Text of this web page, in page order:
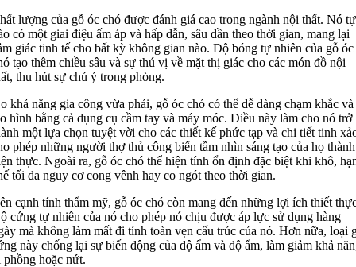
lượng của gỗ óc chó được đánh giá cao trong ngành nội thất. Nó tự
có một giai điệu ấm áp và hấp dẫn, sâu dần theo thời gian, mang lại
giác tinh tế cho bất kỳ không gian nào. Độ bóng tự nhiên của gỗ óc
tạo thêm chiều sâu và sự thú vị về mặt thị giác cho các món đồ nội
thu hút sự chú ý trong phòng.
khả năng gia công vừa phải, gỗ óc chó có thể dễ dàng chạm khắc và
hình bằng cả dụng cụ cầm tay và máy móc. Điều này làm cho nó trở
một lựa chọn tuyệt vời cho các thiết kế phức tạp và chi tiết tinh
phép những người thợ thủ công biến tầm nhìn sáng tạo của họ thành
thực. Ngoài ra, gỗ óc chó thể hiện tính ổn định đặc biệt khi khô,
tối đa nguy cơ cong vênh hay co ngót theo thời gian.
cạnh tính thẩm mỹ, gỗ óc chó còn mang đến những lợi ích thiết
cứng tự nhiên của nó cho phép nó chịu được áp lực sử dụng hàng
mà không làm mất đi tính toàn vẹn cấu trúc của nó. Hơn nữa, loại
này chống lại sự biến động của độ ẩm và độ ẩm, làm giảm khả
phồng hoặc nứt.